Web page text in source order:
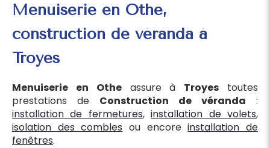
Menuiserie en Othe,
construction de véranda à
Troyes
Menuiserie en Otheassure à Troyes toutes
prestations de Construction de véranda :
installation de fermetures,installation de volets,
isolation des combles ou encoreinstallation de
fenêtres.